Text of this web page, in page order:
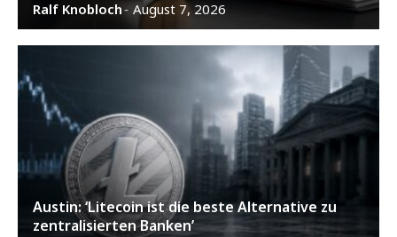
Ralf Knobloch- August 7, 2026
Austin: ‘Litecoin ist die beste Alternative zu
zentralisierten Banken’